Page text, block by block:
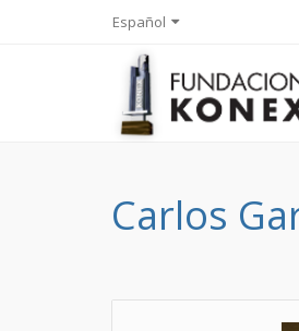
Español
Carlos